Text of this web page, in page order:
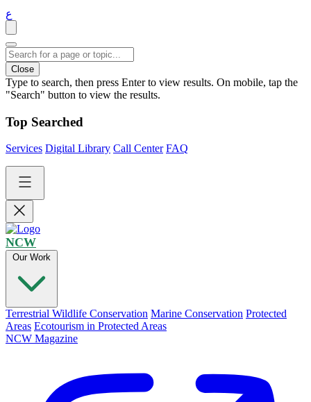
ع
Close
Type to search, then press Enter to view results. On mobile, tap the
"Search" button to view the results.
Top Searched
Services Digital Library Call Center FAQ
NCW
Our Work
Terrestrial Wildlife Conservation Marine Conservation Protected
Areas Ecotourism in Protected Areas
NCW Magazine